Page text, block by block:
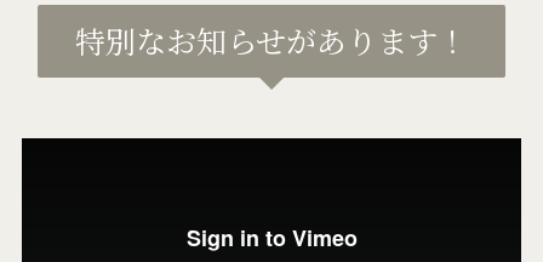
特別なお知らせがあります！